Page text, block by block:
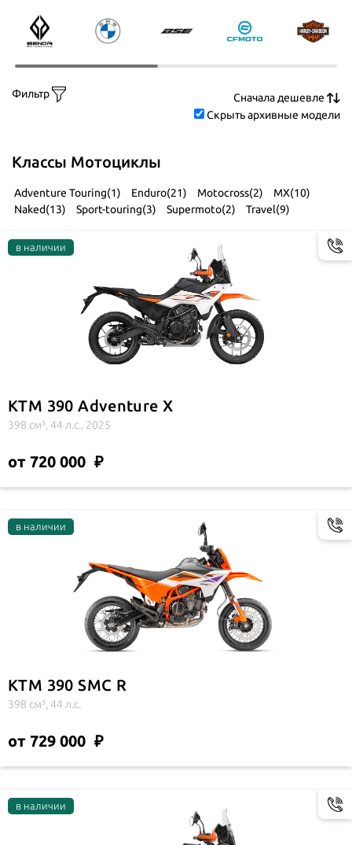
Фильтр
Скрыть архивные модели
Классы Мотоциклы
Adventure Touring(1) Enduro(21) Motocross(2)
MX(10)
Naked(13)
Sport-touring(3) Supermoto(2) Travel(9)
KTM 390 Adventure X
398 см³, 44 л.с., 2025
от 720 000
KTM 390 SMC R
398 см³, 44 л.с.
от 729 000